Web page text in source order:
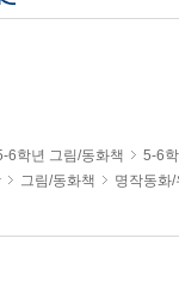
6학년 그림/동화책
5-6
그림/동화책 명작동화/